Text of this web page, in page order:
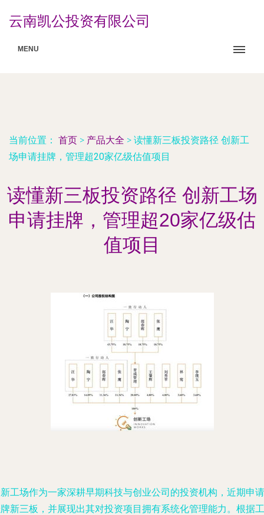
云南凯公投资有限公司
MENU
当前位置： 首页 > 产品大全 > 读懂新三板投资路径 创新工
场申请挂牌，管理超20家亿级估值项目
读懂新三板投资路径 创新工场
申请挂牌，管理超20家亿级估
值项目
工场作为一家深耕早期科技与创业公司的投资机构，近期申请
新三板，并展现出其对投资项目拥有系统化管理能力。根据工